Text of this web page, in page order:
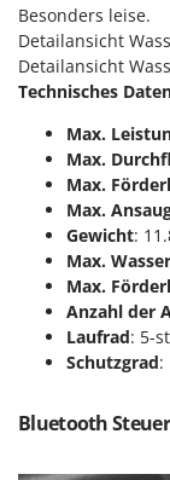
Tragbare
Traktor-
Italyco
ITM
J
KAAZ
Karcher
Kasco
Kemper
Kenwood
Keter
Besonders leise.
Detailansicht
Detailansicht
Technisches
Max.
Max.
Max.
Max.
Gewicht:
Max.
Max.
Anzahl der
Laufrad: 5-
Schutzgrad:
Bluetooth